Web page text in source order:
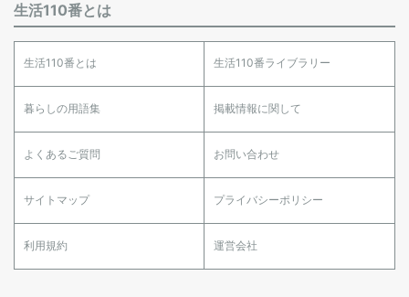
生活110番とは
生活110番とは 生活110番ライブラリー
暮らしの用語集 掲載情報に関して
よくあるご質問 お問い合わせ
サイトマップ プライバシーポリシー
利用規約 運営会社